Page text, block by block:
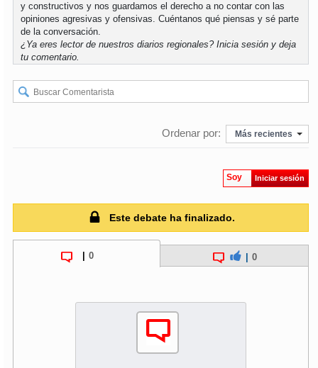
y constructivos y nos guardamos el derecho a no contar con las
opiniones agresivas y ofensivas. Cuéntanos qué piensas y sé parte
de la conversación.
¿Ya eres lector de nuestros diarios regionales?Inicia sesión y deja
tu comentario.
Ordenar por: Más recientes
Soy Iniciar sesión
Este debate ha finalizado.
0 0